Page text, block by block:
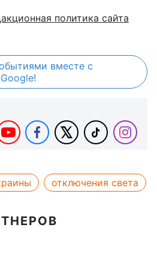
политика сайта
вместе с
отключения света